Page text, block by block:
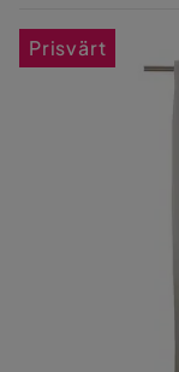
Prisvärt